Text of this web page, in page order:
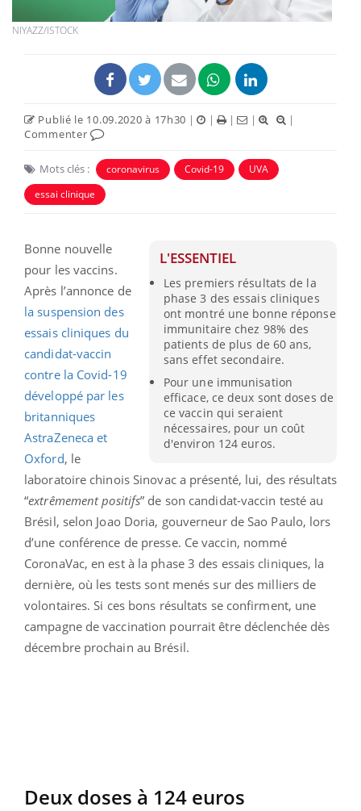
NIYAZZ/ISTOCK
Publié le 10.09.2020 à 17h30 | | | |
|
Commenter
Mots clés : coronavirus Covid-19
UVA
essai clinique
L'ESSENTIEL
Les premiers résultats de la
phase 3 des essais cliniques
ont montré une bonne réponse
immunitaire chez 98% des
patients de plus de 60 ans,
sans effet secondaire.
Pour une immunisation
efficace, ce deux sont doses de
ce vaccin qui seraient
nécessaires, pour un coût
d'environ 124 euros.
Bonne nouvelle
pour les vaccins.
Après l’annonce de
la suspension des
essais cliniques du
candidat-vaccin
contre la Covid-19
développé par les
britanniques
AstraZeneca et
Oxford, le
laboratoire chinois Sinovac a présenté, lui, des résultats
“extrêmement positifs” de son candidat-vaccin testé au
Brésil, selon Joao Doria, gouverneur de Sao Paulo, lors
d’une conférence de presse. Ce vaccin, nommé
CoronaVac, en est à la phase 3 des essais cliniques, la
dernière, où les tests sont menés sur des milliers de
volontaires. Si ces bons résultats se confirment, une
campagne de vaccination pourrait être déclenchée dès
décembre prochain au Brésil.
Deux doses à 124 euros